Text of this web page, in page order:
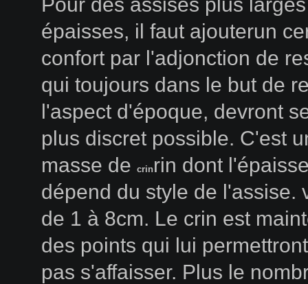
épaisses, il faut ajouterun
confort par l'adjonction de
qui toujours dans le but de
l'aspect d'époque, devront
plus discret possible. C'est
masse de crinrin dont
dépend du style de l'assise.
de 1 à 8cm. Le crin est
des points qui lui
pas s'affaisser. Plus le